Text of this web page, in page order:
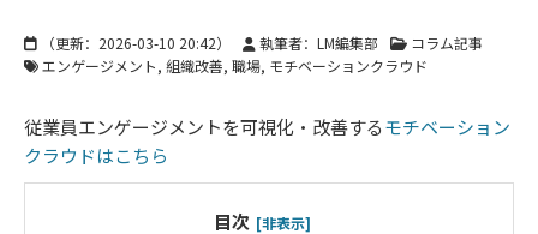
（更新： 2026-03-10 20:42） 執筆者：LM編集部
コラム記事
エンゲージメント 組織改善 職場 モチベーションクラウド
従業員エンゲージメントを可視化・改善するモチベーション
クラウドはこちら
目次 [非表示]